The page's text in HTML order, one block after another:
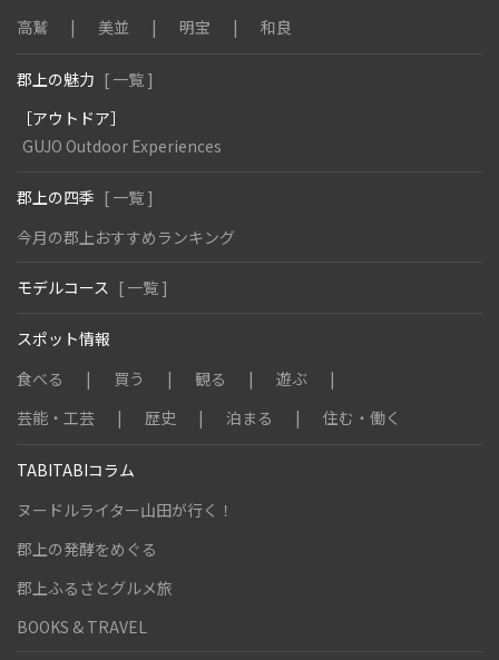
高鷲
美並 明宝 和良
郡上の魅力 [ 一覧 ]
［アウトドア］
GUJO Outdoor Experiences
郡上の四季 [ 一覧 ]
今月の郡上おすすめランキング
モデルコース [ 一覧 ]
スポット情報
食べる
買う 観る
遊ぶ
芸能・工芸
歴史 泊まる 住む・働く
TABITABIコラム
ヌードルライター山田が行く！
郡上の発酵をめぐる
郡上ふるさとグルメ旅
BOOKS & TRAVEL